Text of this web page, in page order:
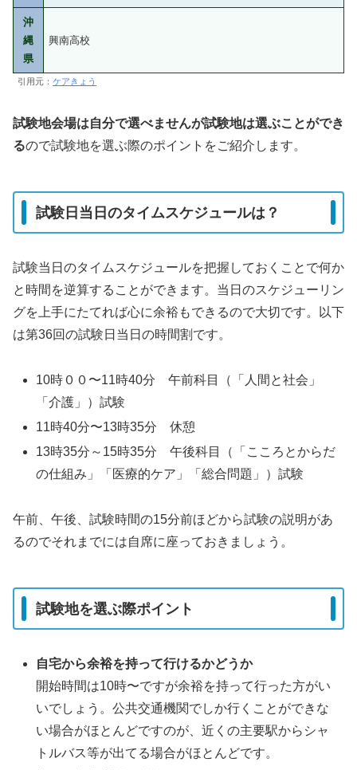
沖
縄
県
興南高校
引用元： ケアきょう
試験地会場は自分で選べませんが試験地は選ぶことができ
るので試験地を選ぶ際のポイントをご紹介します。
試験日当日のタイムスケジュールは？
試験当日のタイムスケジュールを把握しておくことで何か
と時間を逆算することができます。当日のスケジューリン
グを上手にたてれば心に余裕もできるので大切です。以下
は第36回の試験日当日の時間割です。
10時００〜11時40分 午前科目（「人間と社会」
「介護」）試験
11時40分〜13時35分 休憩
13時35分～15時35分 午後科目（「こころとからだ
の仕組み」「医療的ケア」「総合問題」）試験
午前、午後、試験時間の15分前ほどから試験の説明があ
るのでそれまでには自席に座っておきましょう。
試験地を選ぶ際ポイント
自宅から余裕を持って行けるかどうか
開始時間は10時〜ですが余裕を持って行った方がい
いでしょう。公共交通機関でしか行くことができな
い場合がほとんどですのが、近くの主要駅からシャ
トルバス等が出てる場合がほとんどです。